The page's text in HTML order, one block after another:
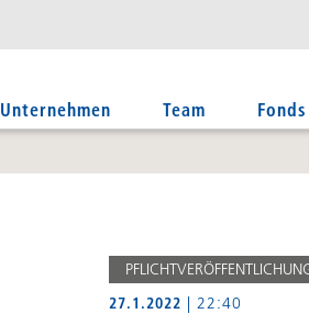
Unternehmen Team Fonds
27.1.2022 | 22:40